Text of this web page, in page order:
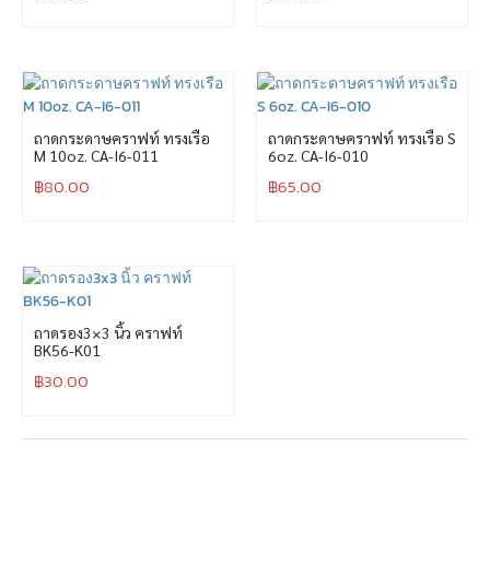
ถาดกระดาษคราฟท์ ทรงเรือ
M 10oz. CA-I6-011
฿80.00
ถาดกระดาษคราฟท์ ทรงเรือ S
6oz. CA-I6-010
฿65.00
ถาดรอง3×3 นิ้ว คราฟท์
BK56-K01
฿30.00